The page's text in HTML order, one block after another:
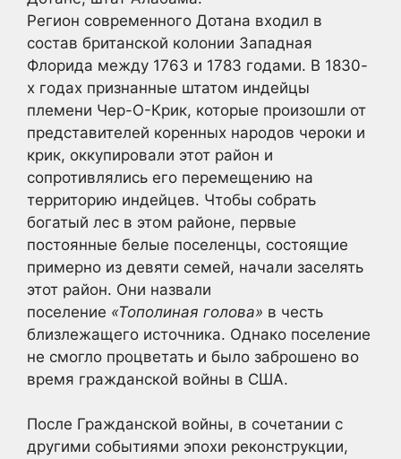
Регион современного Дотана входил в
состав британской колонии Западная
Флорида между 1763 и 1783 годами. В 1830-
х годах признанные штатом индейцы
племени Чер-О-Крик, которые произошли от
представителей коренных народов чероки и
крик, оккупировали этот район и
сопротивлялись его перемещению на
территорию индейцев. Чтобы собрать
богатый лес в этом районе, первые
постоянные белые поселенцы, состоящие
примерно из девяти семей, начали заселять
этот район. Они назвали
поселение «Тополиная голова» в честь
близлежащего источника. Однако поселение
не смогло процветать и было заброшено во
время гражданской войны в США.
После Гражданской войны, в сочетании с
другими событиями эпохи реконструкции,